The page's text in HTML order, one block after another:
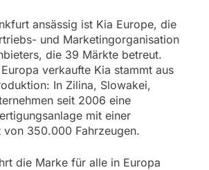
ansässig ist Kia Europe, die
und Marketingorganisation
die 39 Märkte betreut.
verkaufte Kia stammt aus
In Zilina, Slowakei,
seit 2006 eine
mit einer
von 350.000 Fahrzeugen.
die Marke für alle in Europa